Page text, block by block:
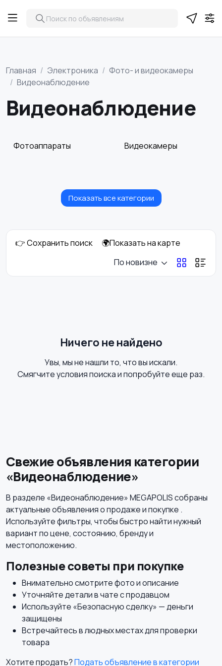
Главная Электроника
Фото- и видеокамеры
Видеонаблюдение
Видеонаблюдение
Фотоаппараты Видеокамеры
Видеонаблюдение Объективы
Аксессуары
Цифровые
Компактные
Показать все категории
👉 Сохранить поиск
🌍Показать на карте
По новизне
Ничего не найдено
Увы, мы не нашли то, что вы искали.
Смягчите условия поиска и попробуйте еще раз.
Свежие объявления категории
«Видеонаблюдение»
В разделе «Видеонаблюдение» MEGAPOLIS собраны
актуальные объявления о продаже и покупке .
Используйте фильтры, чтобы быстро найти нужный
вариант по цене, состоянию, бренду и
местоположению.
Полезные советы при покупке
Внимательно смотрите фото и описание
Уточняйте детали в чате с продавцом
Используйте «Безопасную сделку» — деньги
защищены
Встречайтесь в людных местах для проверки
товара
Хотите продать?Подать объявление в категории